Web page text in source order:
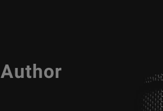
Author